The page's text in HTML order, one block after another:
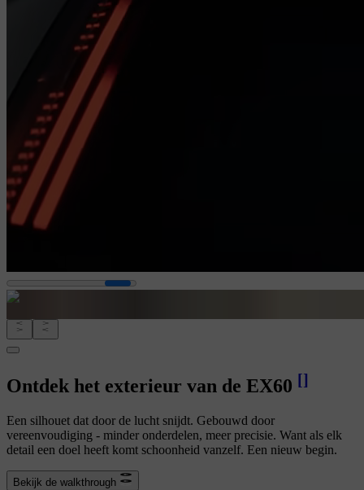
Ontdek het exterieur van de EX60 []
Een silhouet dat door de lucht snijdt. Gebouwd door
vereenvoudiging - minder onderdelen, meer precisie. Want als elk
detail een doel heeft komt schoonheid vanzelf. Een nieuw begin.
Bekijk de walkthrough